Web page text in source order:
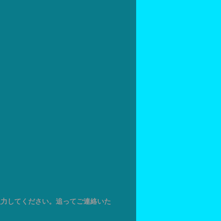
してください。追ってご連絡いた